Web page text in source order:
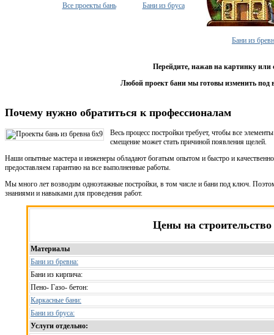
Все проекты бань Бани из бруса
Бани из
Перейдите, нажав на картинку или
Любой проект бани мы готовы изменить под
Почему нужно обратиться к профессионалам
Весь процесс постройки требует, чтобы все
смещение может стать причиной появления щелей.
Наши опытные мастера и инженеры обладают богатым опытом и быстро и
предоставляем гарантию на все выполненные работы.
Мы много лет возводим одноэтажные постройки, в том числе и бани под ключ.
знаниями и навыками для проведения работ.
Цены на строительство
Материалы
Бани из бревна:
Бани из кирпича:
Пено- Газо- бетон:
Каркасные бани:
Бани из бруса:
Услуги отдельно: